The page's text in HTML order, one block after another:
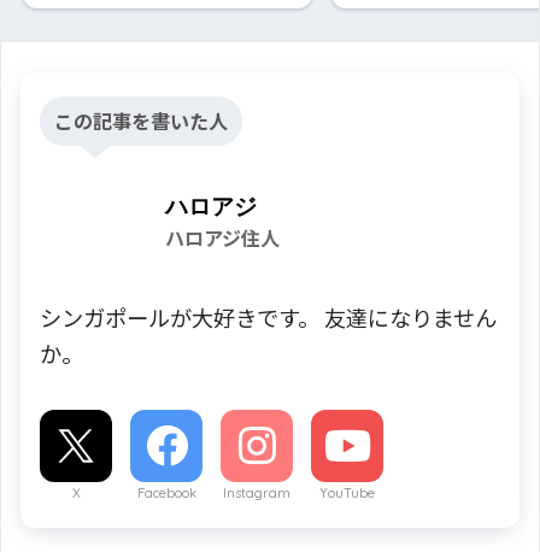
この記事を書いた人
ハロアジ
ハロアジ住人
シンガポールが大好きです。 友達になりません
か。
X Facebook Instagram YouTube